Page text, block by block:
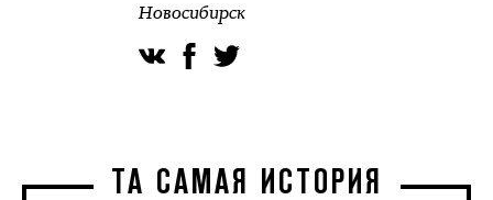
Новосибирск
ТА САМАЯ ИСТОРИЯ